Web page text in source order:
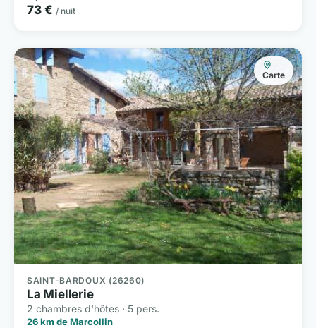
73 € / nuit
Carte
SAINT-BARDOUX (26260)
La Miellerie
2 chambres d'hôtes · 5 pers.
26 km de Marcollin